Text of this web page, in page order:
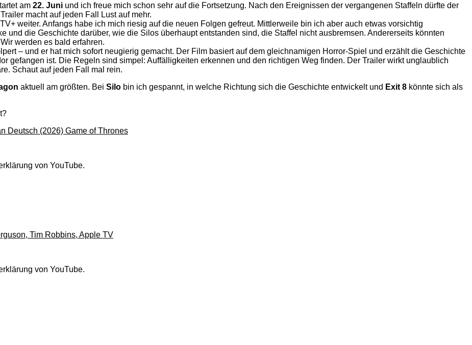
am 22. Juni und ich freue mich schon sehr auf die Fortsetzung. Nach den Ereignissen der vergangenen Staffeln dürfte der
macht auf jeden Fall Lust auf mehr.
weiter. Anfangs habe ich mich riesig auf die neuen Folgen gefreut. Mittlerweile bin ich aber auch etwas vorsichtig
und die Geschichte darüber, wie die Silos überhaupt entstanden sind, die Staffel nicht ausbremsen. Andererseits könnten
werden es bald erfahren.
– und er hat mich sofort neugierig gemacht. Der Film basiert auf dem gleichnamigen Horror-Spiel und erzählt die Geschichte
gefangen ist. Die Regeln sind simpel: Auffälligkeiten erkennen und den richtigen Weg finden. Der Trailer wirkt unglaublich
Schaut auf jeden Fall mal rein.
aktuell am größten. Bei Silo bin ich gespannt, in welche Richtung sich die Geschichte entwickelt und Exit 8 könnte sich als
Deutsch (2026) Game of Thrones
von YouTube.
Tim Robbins, Apple TV
von YouTube.